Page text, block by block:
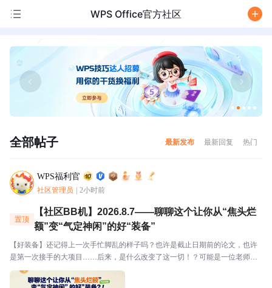
WPS Office官方社区
全部帖子 最新发布 最新回复 热门
WPS福利官
社区管理员 2小时前
置顶
【社区BB机】2026.8.7——聊聊这个让你从“焦头烂
额”变“气定神闲”的好“装备”
【好装备】还记得上一次手忙脚乱的样子吗？也许是截止日期前的论文，也许
是第一次接手的大项目……后来，是什么改变了这一切！？可能是一位老师一
语道破迷局？也可能是一个工具让你从手忙脚乱变得从容不迫？还可能是一份
好心态让你从焦头烂额变得从容不迫？分享格式建议：欢迎...